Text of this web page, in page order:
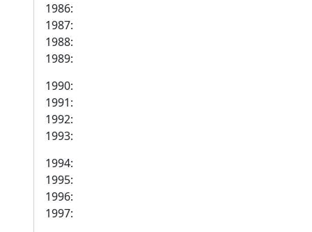
1986:
1987:
1988:
1989:
1990:
1991:
1992:
1993:
1994:
1995:
1996:
1997: